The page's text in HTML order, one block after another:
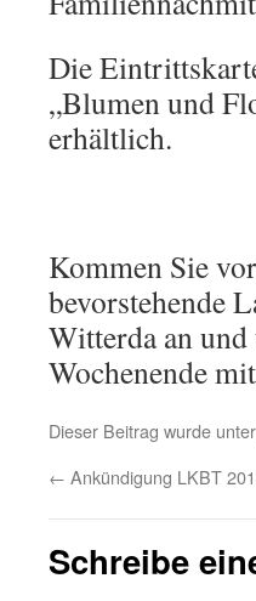
Die
„Blumen und
erhältlich.
Kommen Sie
bevorstehende
Witterda an
Wochenende
Dieser Beitrag wurde unter
← Ankündigung LKBT
Schreibe